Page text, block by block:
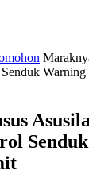
Warning